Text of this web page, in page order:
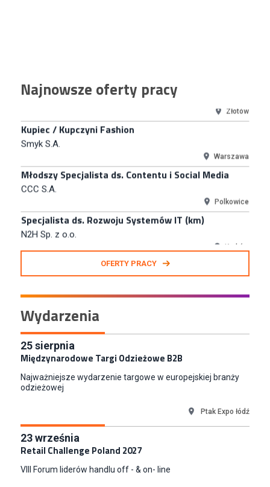
Najnowsze oferty pracy
Smyk S.A.
Młodszy Specjalista ds. Contentu i Social Media
CCC S.A.
Specjalista ds. Rozwoju Systemów IT (km)
N2H Sp. z o.o.
Zastępca Kierownika Salonu CH Riviera (m/k)
KAN SP Z O O
Specjalista/tka ds. Utrzymania Ruchu
Key Account Manager Meble
Empik
Młodszy Specjalista ds. Sprzedaży B2B (K/M/N)
Euro-net Sp. z o.o.
Koordynator Inwestycji
Gdańsk
Content Creator (m/k)
Medicine
OFERTY PRACY
Wydarzenia
25sierpnia
Międzynarodowe Targi Odzieżowe B2B
Najważniejsze wydarzenie targowe w europejskiej branży
odzieżowej
Ptak Expo łódź
23września
Retail Challenge Poland 2027
VIII Forum liderów handlu off - & on- line